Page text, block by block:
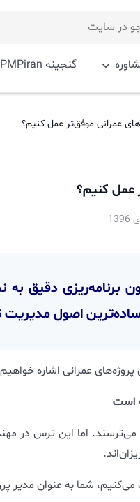
گنجینه PMPiran
عمرانی موفق‌تر عمل کنیم؟
عمل کنیم؟
برنامه‌ریزی دقیق
اصول مدیریت
عمرانی اشاره
است
می‌ترسند. اما این ترس
شما به عنوان مدیر